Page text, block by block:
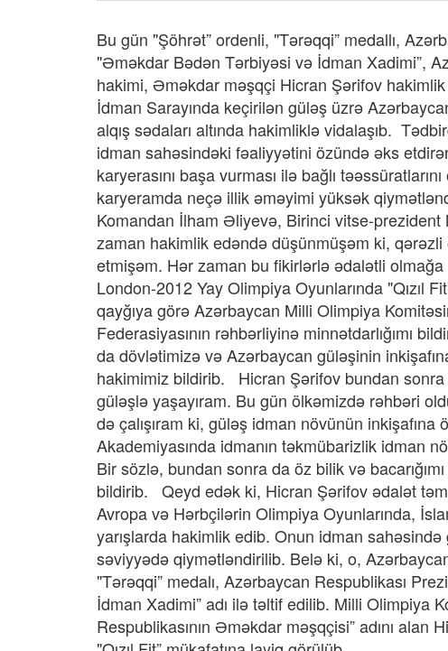
Bu gün "Şöhrət” ordenli, "Tərəqqi” medallı,
"Əməkdar Bədən Tərbiyəsi və İdman Xadimi”,
hakimi, Əməkdar məşqçi Hicran Şərifov hakimlik
İdman Sarayında keçirilən güləş üzrə
alqış sədaları altında hakimliklə vidalaşıb.
idman sahəsindəki fəaliyyətini özündə əks
karyerasını başa vurması ilə bağlı
karyeramda neçə illik əməyimi yüksək
Komandan İlham Əliyevə, Birinci vitse-prezident
zaman hakimlik edəndə düşünmüşəm ki,
etmişəm. Hər zaman bu fikirlərlə ədalətli
London-2012 Yay Olimpiya Oyunlarında "Qızıl
qayğıya görə Azərbaycan Milli Olimpiya
Federasiyasının rəhbərliyinə minnətdarlığımı
da dövlətimizə və Azərbaycan güləşinin
hakimimiz bildirib. Hicran Şərifov bundan
güləşlə yaşayıram. Bu gün ölkəmizdə rəhbəri
də çalışıram ki, güləş idman növünün
Akademiyasında idmanın təkmübarizlik idman
Bir sözlə, bundan sonra da öz bilik və
bildirib. Qeyd edək ki, Hicran Şərifov ədalət
Avropa və Hərbçilərin Olimpiya Oyunlarında,
yarışlarda hakimlik edib. Onun idman
səviyyədə qiymətləndirilib. Belə ki, o,
"Tərəqqi” medalı, Azərbaycan Respublikası
İdman Xadimi” adı ilə təltif edilib. Milli Olimpiya
Respublikasının Əməkdar məşqçisi” adını